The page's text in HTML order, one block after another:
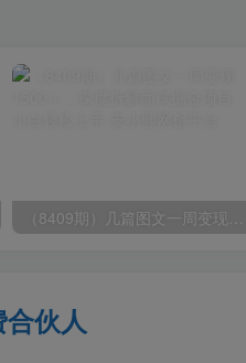
（8409期）几篇图文一周变现1500＋，深度拆解面试掘金项目，小白轻松上手
伙人